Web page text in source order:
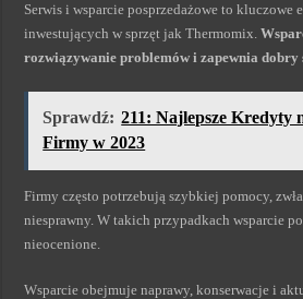
Serwis i wsparcie posprzedażowe to kluczowe
inwestujących w sprzęt jak Thermomix.
rozwiązywanie problemów i zapewnia dobry
Sprawdź: 211: Najlepsze Kredyty
Firmy w 2023
Firmy często potrzebują szybkiej pomocy,
niesprawny. W takich przypadkach wsparcie
nieocenione.
Wsparcie obejmuje naprawy, konserwacje i